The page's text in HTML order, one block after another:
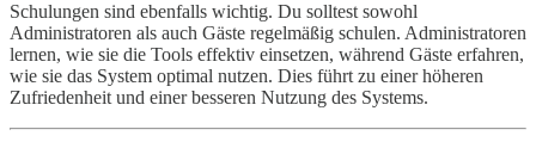
Schulungen sind ebenfalls wichtig. Du solltest sowohl
Administratoren als auch Gäste regelmäßig schulen. Administratoren
lernen, wie sie die Tools effektiv einsetzen, während Gäste erfahren,
wie sie das System optimal nutzen. Dies führt zu einer höheren
Zufriedenheit und einer besseren Nutzung des Systems.